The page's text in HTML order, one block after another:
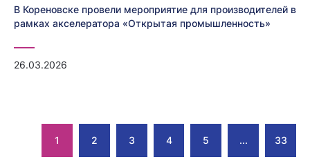
В Кореновске провели мероприятие для производителей в
рамках акселератора «Открытая промышленность»
26.03.2026
1 2 3 4 5 ... 33